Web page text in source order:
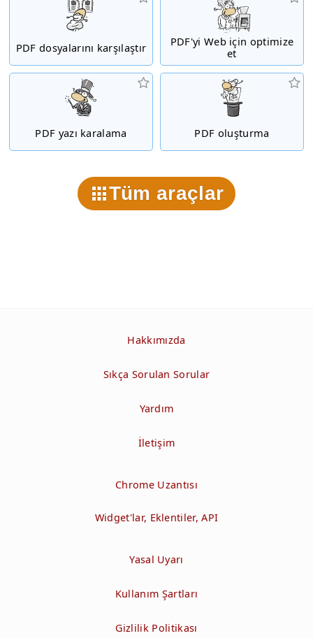
PDF dosyalarını karşılaştır
PDF'yi Web için optimize
et
PDF yazı karalama PDF oluşturma
Tüm araçlar
Hakkımızda
Sıkça Sorulan Sorular
Yardım
İletişim
Chrome Uzantısı
Widget'lar, Eklentiler, API
Yasal Uyarı
Kullanım Şartları
Gizlilik Politikası